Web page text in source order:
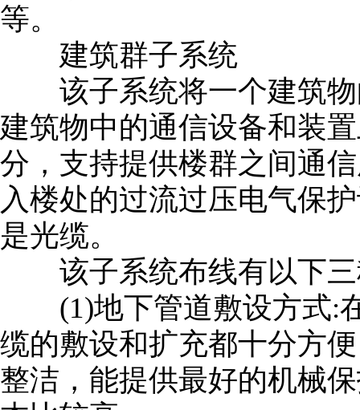
等。
建筑群子系统
该子系统将一个建筑物
建筑物中的通信设备和装
分，支持提供楼群之间通
入楼处的过流过压电气保
是光缆。
该子系统布线有以下三
(1)地下管道敷设方式:
缆的敷设和扩充都十分方
整洁，能提供最好的机械